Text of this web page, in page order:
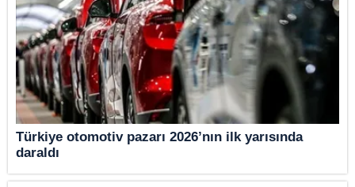
Türkiye otomotiv pazarı 2026’nın ilk yarısında
daraldı